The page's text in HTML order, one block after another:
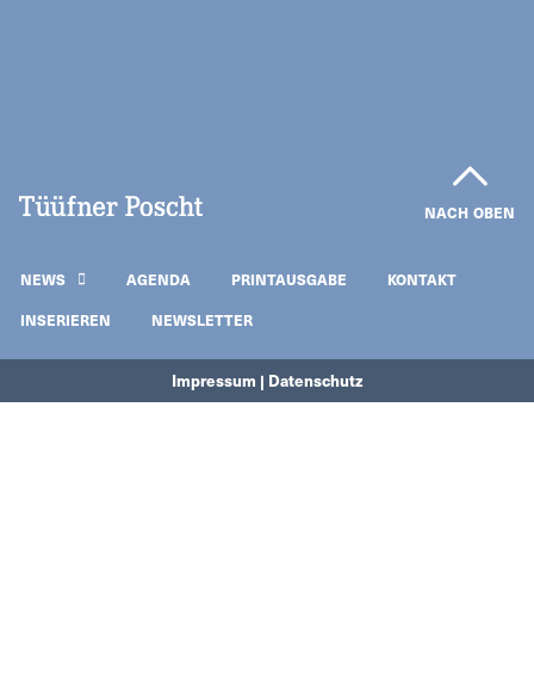
NACH OBEN
NEWS AGENDA PRINTAUSGABE
KONTAKT
INSERIEREN
NEWSLETTER
Impressum | Datenschutz